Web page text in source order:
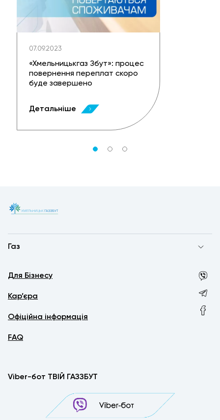
07.09.2023
«Хмельницькгаз Збут»: процес
повернення переплат скоро
буде завершено
Детальніше
Газ
Для Бізнесу
Кар’єра
Офіційна інформація
FAQ
Viber-бот ТВІЙ ГАЗЗБУТ